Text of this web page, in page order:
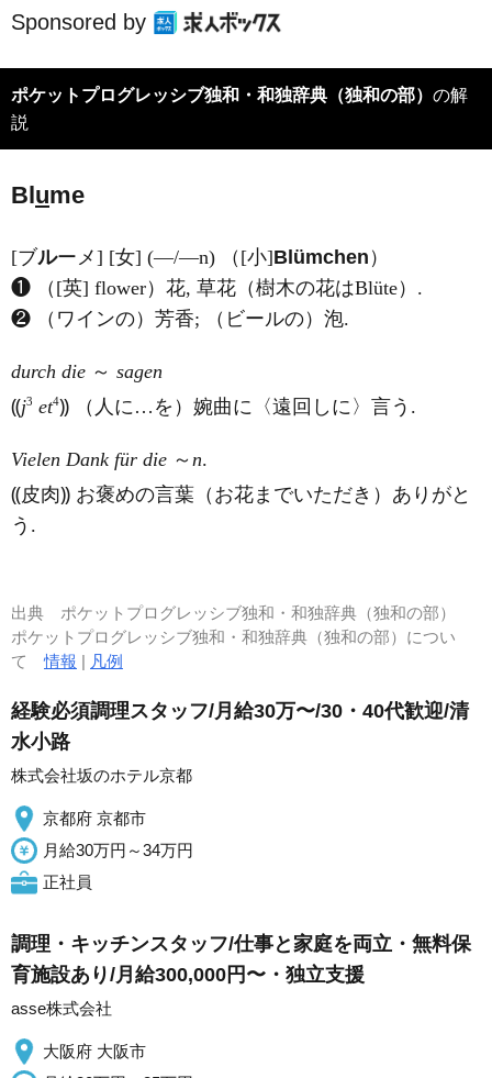
Sponsored by
ポケットプログレッシブ独和・和独辞典（独和の部） の解
説
Blume
[ブルーメ] [女] (―/―n) （[小]Blümchen ）
❶ （[英] flower）花, 草花（樹木の花はBlüte）.
❷ （ワインの）芳香; （ビールの）泡.
durch die ～ sagen
⸨j3 et4⸩ （人に…を）婉曲に〈遠回しに〉言う.
Vielen Dank für die ～ n.
⸨皮肉⸩ お褒めの言葉（お花までいただき）ありがと
う.
出典 ポケットプログレッシブ独和・和独辞典（独和の部）
ポケットプログレッシブ独和・和独辞典（独和の部）につい
て情報 | 凡例
経験必須調理スタッフ/月給30万〜/30・40代歓迎/清
水小路
株式会社坂のホテル京都
京都府 京都市
月給30万円～34万円
正社員
調理・キッチンスタッフ/仕事と家庭を両立・無料保
育施設あり/月給300,000円〜・独立支援
asse株式会社
大阪府 大阪市